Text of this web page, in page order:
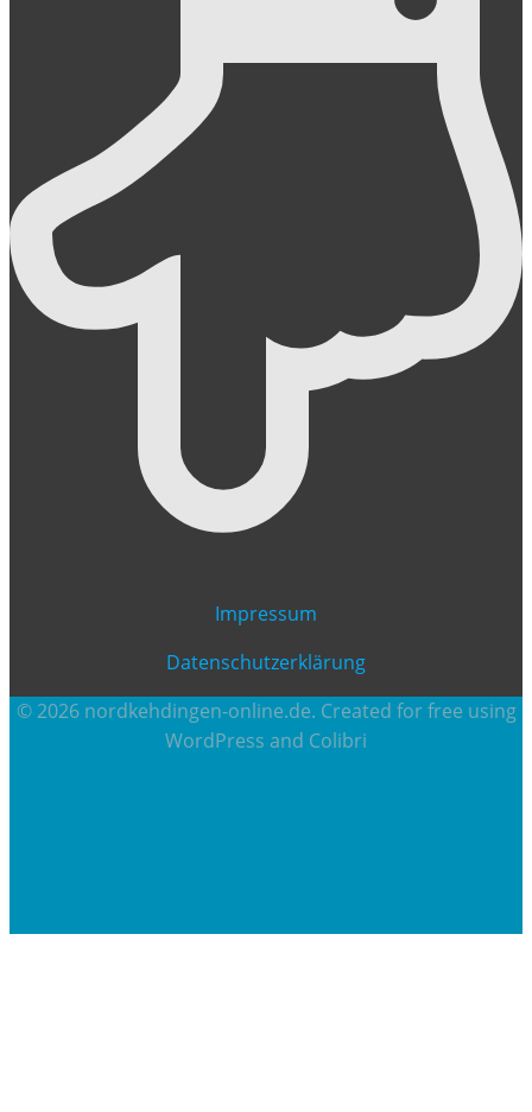
Impressum
Datenschutzerklärung
© 2026 nordkehdingen-online.de. Created for free using
WordPress and Colibri